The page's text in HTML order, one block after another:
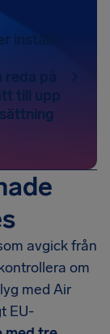
inställt
på
till upp
avgick från
om
med Air
EU-